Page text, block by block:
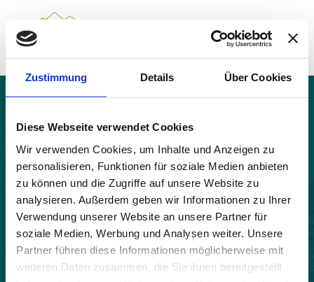
Zustimmung Details Über Cookies
Diese Webseite verwendet Cookies
Wir verwenden Cookies, um Inhalte und Anzeigen zu
personalisieren, Funktionen für soziale Medien anbieten
zu können und die Zugriffe auf unsere Website zu
analysieren. Außerdem geben wir Informationen zu Ihrer
Verwendung unserer Website an unsere Partner für
soziale Medien, Werbung und Analysen weiter. Unsere
Partner führen diese Informationen möglicherweise mit
weiteren Daten zusammen, die Sie ihnen bereitgestellt
Über das Gemeindenetzwerk
Themen
Alpine Kooperationen
Termine
DeutschItaliano Français SlovenščinaEnglish
La Motte-Chalancon